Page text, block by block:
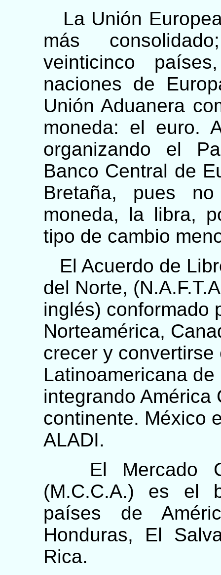
La Unión
más
veinticinco
naciones de
Unión Aduanera
moneda: el euro.
organizando el
Banco Central de
Bretaña, pues
moneda, la libra,
tipo de cambio
El Acuerdo de
del Norte,
inglés) conformado
Norteamérica,
crecer y
Latinoamericana
integrando América
continente. México
ALADI.
El Mercado
(M.C.C.A.) es el
países de
Honduras, El
Rica.